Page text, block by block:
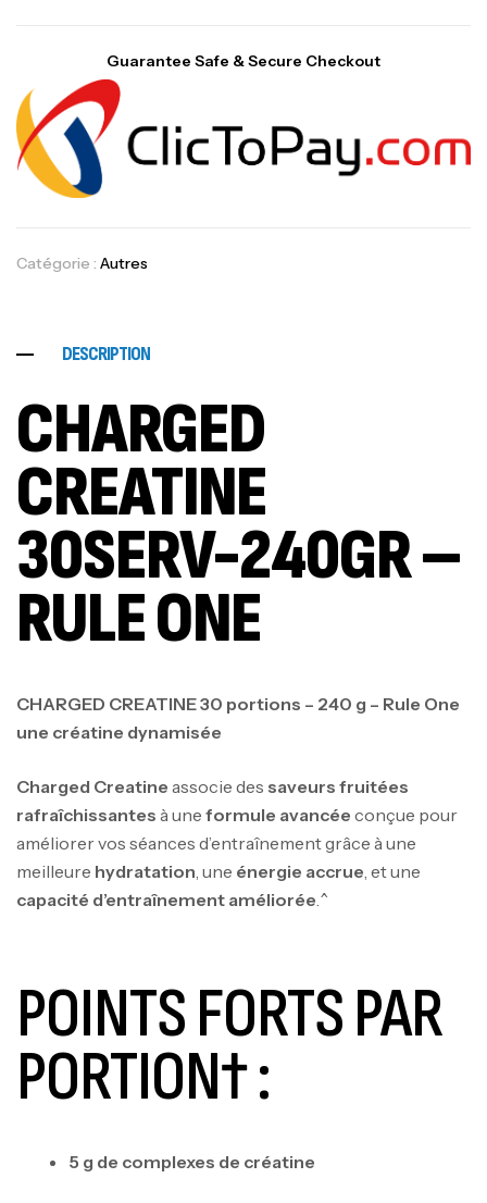
Guarantee Safe & Secure Checkout
Catégorie : Autres
DESCRIPTION
CHARGED
CREATINE
30SERV-240GR –
RULE ONE
CHARGED CREATINE 30 portions – 240 g – Rule One
une créatine dynamisée
Charged Creatine associe des saveurs fruitées
rafraîchissantes à une formule avancée conçue pour
améliorer vos séances d’entraînement grâce à une
meilleure hydratation , une énergie accrue , et une
capacité d’entraînement améliorée .^
POINTS FORTS PAR
PORTION† :
5 g de complexes de créatine